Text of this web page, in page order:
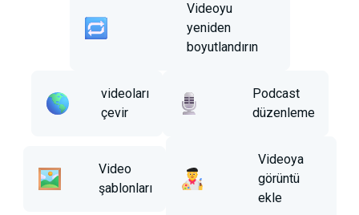
Videoyu
yeniden
boyutlandırın
videoları
çevir
Podcast
düzenleme
Video
şablonları
Videoya
görüntü
ekle